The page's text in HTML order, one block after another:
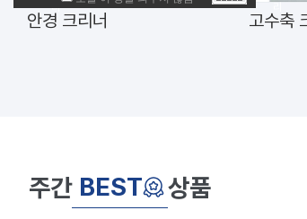
리
안경 크리너 고수축
주간 BEST 상품